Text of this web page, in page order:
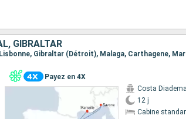
GIBRALTAR
Gibraltar (Détroit), Malaga, Carthagene,
Payez en 4X
Costa Diadema
12 j
Cabine